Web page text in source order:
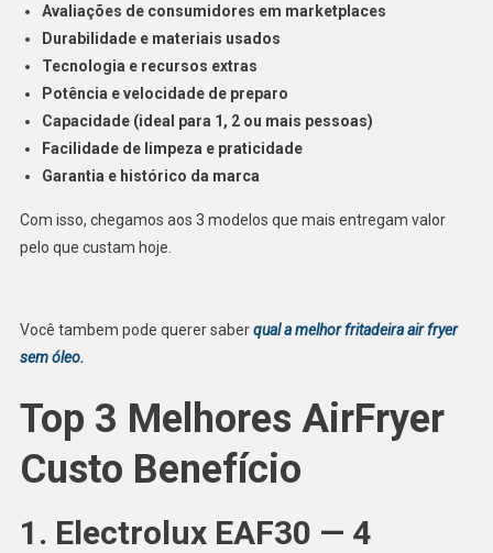
Avaliações de consumidores em marketplaces
Durabilidade e materiais usados
Tecnologia e recursos extras
Potência e velocidade de preparo
Capacidade (ideal para 1, 2 ou mais pessoas)
Facilidade de limpeza e praticidade
Garantia e histórico da marca
Com isso, chegamos aos 3 modelos que mais entregam valor
pelo que custam hoje.
Você tambem pode querer saberqual a melhor fritadeira air fryer
sem óleo.
Top 3 Melhores AirFryer
Custo Benefício
1. Electrolux EAF30 — 4